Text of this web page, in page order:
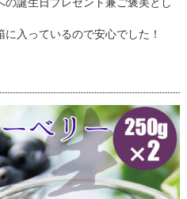
入っているので安心でした！